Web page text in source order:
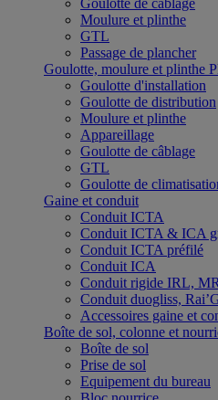
Goulotte de câblage
Moulure et plinthe
GTL
Passage de plancher
Goulotte, moulure et plinthe
Goulotte d'installation
Goulotte de distribution
Moulure et plinthe
Appareillage
Goulotte de câblage
GTL
Goulotte de
Gaine et conduit
Conduit ICTA
Conduit ICTA & ICA
Conduit ICTA préfilé
Conduit ICA
Conduit rigide IRL,
Conduit duogliss,
Accessoires gaine et
Boîte de sol, colonne et
Boîte de sol
Prise de sol
Equipement du bureau